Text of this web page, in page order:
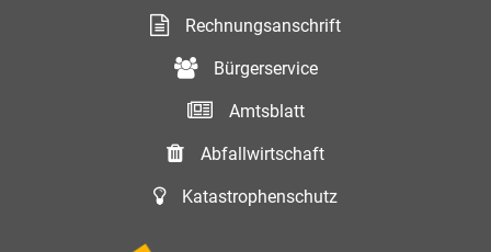
Rechnungsanschrift
Bürgerservice
Amtsblatt
Abfallwirtschaft
Katastrophenschutz